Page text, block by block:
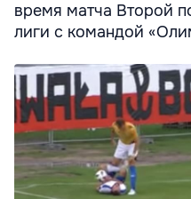
время матча Второй
лиги с командой